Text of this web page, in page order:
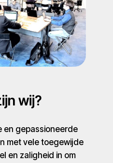
wij?
en gepassioneerde
met vele toegewijde
en zaligheid in om